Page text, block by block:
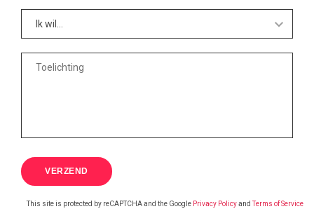
This site is protected by reCAPTCHA and the Google Privacy PolicyandTerms of Service